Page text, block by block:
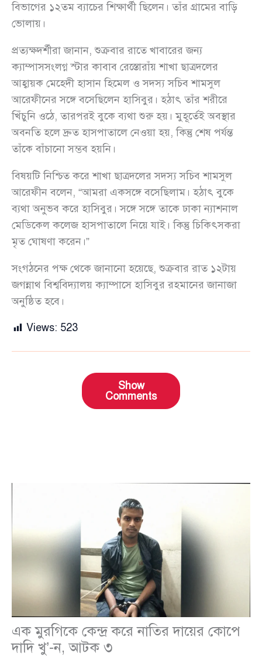
বিভাগের ১২তম ব্যাচের শিক্ষার্থী ছিলেন। তাঁর গ্রামের বাড়ি
ভোলায়।
প্রত্যক্ষদর্শীরা জানান, শুক্রবার রাতে খাবারের জন্য
ক্যাম্পাসসংলগ্ন স্টার কাবাব রেস্তোরাঁয় শাখা ছাত্রদলের
আহ্বায়ক মেহেদী হাসান হিমেল ও সদস্য সচিব শামসুল
আরেফীনের সঙ্গে বসেছিলেন হাসিবুর। হঠাৎ তাঁর শরীরে
খিঁচুনি ওঠে, তারপরই বুকে ব্যথা শুরু হয়। মুহূর্তেই অবস্থার
অবনতি হলে দ্রুত হাসপাতালে নেওয়া হয়, কিন্তু শেষ পর্যন্ত
তাঁকে বাঁচানো সম্ভব হয়নি।
বিষয়টি নিশ্চিত করে শাখা ছাত্রদলের সদস্য সচিব শামসুল
আরেফীন বলেন, “আমরা একসঙ্গে বসেছিলাম। হঠাৎ বুকে
ব্যথা অনুভব করে হাসিবুর। সঙ্গে সঙ্গে তাকে ঢাকা ন্যাশনাল
মেডিকেল কলেজ হাসপাতালে নিয়ে যাই। কিন্তু চিকিৎসকরা
মৃত ঘোষণা করেন।”
সংগঠনের পক্ষ থেকে জানানো হয়েছে, শুক্রবার রাত ১২টায়
জগন্নাথ বিশ্ববিদ্যালয় ক্যাম্পাসে হাসিবুর রহমানের জানাজা
অনুষ্ঠিত হবে।
Views: 523
Show
Comments
এক মুরগিকে কেন্দ্র করে নাতির দায়ের কোপে
দাদি খু’-ন, আটক ৩